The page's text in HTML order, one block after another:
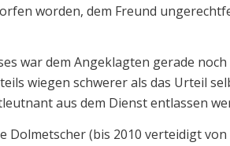
worden, dem Freund
war dem Angeklagten gerade
wiegen schwerer als das Urteil
aus dem Dienst entlassen
Dolmetscher (bis 2010 verteidigt